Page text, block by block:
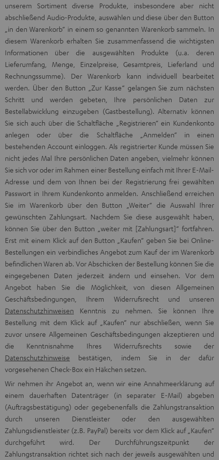
unserem Sortiment diverse Produkte, insbesondere aber nicht
abschließend Audio-Produkte, auswählen und diese über den Button
„in den Warenkorb“ in einem so genannten Warenkorb sammeln. In
diesem Warenkorb erhalten Sie zusammenfassend die wichtigsten
Informationen über die ausgewählten Produkte (u.a. deren
Lieferumfang, Menge, Einzelpreise, Gesamtpreis, Lieferland und
Rechnungssumme). Der Warenkorb kann individuell bearbeitet
werden. Über den Button „Zur Kasse“ gelangen Sie zum nächsten
Schritt und werden gebeten, Ihre persönlichen Daten zur
Bestellabwicklung einzugeben (Gastbestellung). Alternativ können
Sie sich auch über die Schaltfläche „Registrieren“ ein Kundenkonto
anlegen oder über die Schaltfläche „Anmelden“ in einen
bestehenden Account einloggen. Als registrierter Kunde müssen Sie
nicht jedes Mal Ihre persönlichen Daten angeben, vielmehr können
Sie sich vor oder im Rahmen einer Bestellung einfach mit Ihrer E-Mail-
Adresse und dem von Ihnen bei der Registrierung frei gewählten
Passwort in Ihrem Kundenkonto anmelden. Anschließend erreichen
Sie im Warenkorb über den Button „Weiter“ die Auswahl Ihrer
gewünschten Zahlungsart. Nachdem Sie diese ausgewählt haben,
können Sie über den Button „weiter mit [Zahlungsart]“ fortfahren.
Erst mit einem Klick auf den Button „Kaufen“ geben Sie bei Online-
Bestellungen ein verbindliches Angebot zum Kauf der im Warenkorb
befindlichen Waren ab. Vor Abschicken der Bestellung können Sie die
eingegebenen Daten jederzeit ändern und einsehen. Vor dem
Angebot haben Sie die Möglichkeit, von diesen Allgemeinen
Geschäftsbedingungen, Ihrem Widerrufsrecht und unseren
Datenschutzhinweisen Kenntnis zu nehmen. Sie können Ihre
Bestellung mit dem Klick auf „Kaufen“ nur abschließen, wenn Sie
zuvor unsere Allgemeinen Geschäftsbedingungen akzeptieren und
die Kenntnisnahme Ihres Widerrufsrechts sowie der
Datenschutzhinweise bestätigen, indem Sie in der dafür
vorgesehenen Check-Box ein Häkchen setzen.
Wir nehmen ihr Angebot an, wenn wir eine Annahmeerklärung auf
einem dauerhaften Datenträger (in separater E-Mail) abgeben
(Auftragsbestätigung) oder gegebenenfalls die Zahlungstransaktion
durch unseren Dienstleister oder den ausgewählten
Zahlungsdienstleister (z.B. PayPal) bereits vor dem Klick auf „Kaufen“
durchgeführt wird. Der Durchführungszeitpunkt der
Zahlungstransaktion richtet sich nach der jeweils ausgewählten und